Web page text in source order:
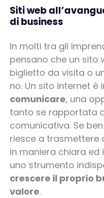
Siti web
di business
In molti tra gli
pensano che un sito
biglietto da visita o
no. Un sito internet è
comunicare, una
tanto se rapportata
comunicativa. Se
riesce a trasmettere
in maniera chiara
uno strumento
crescere il proprio
valore.